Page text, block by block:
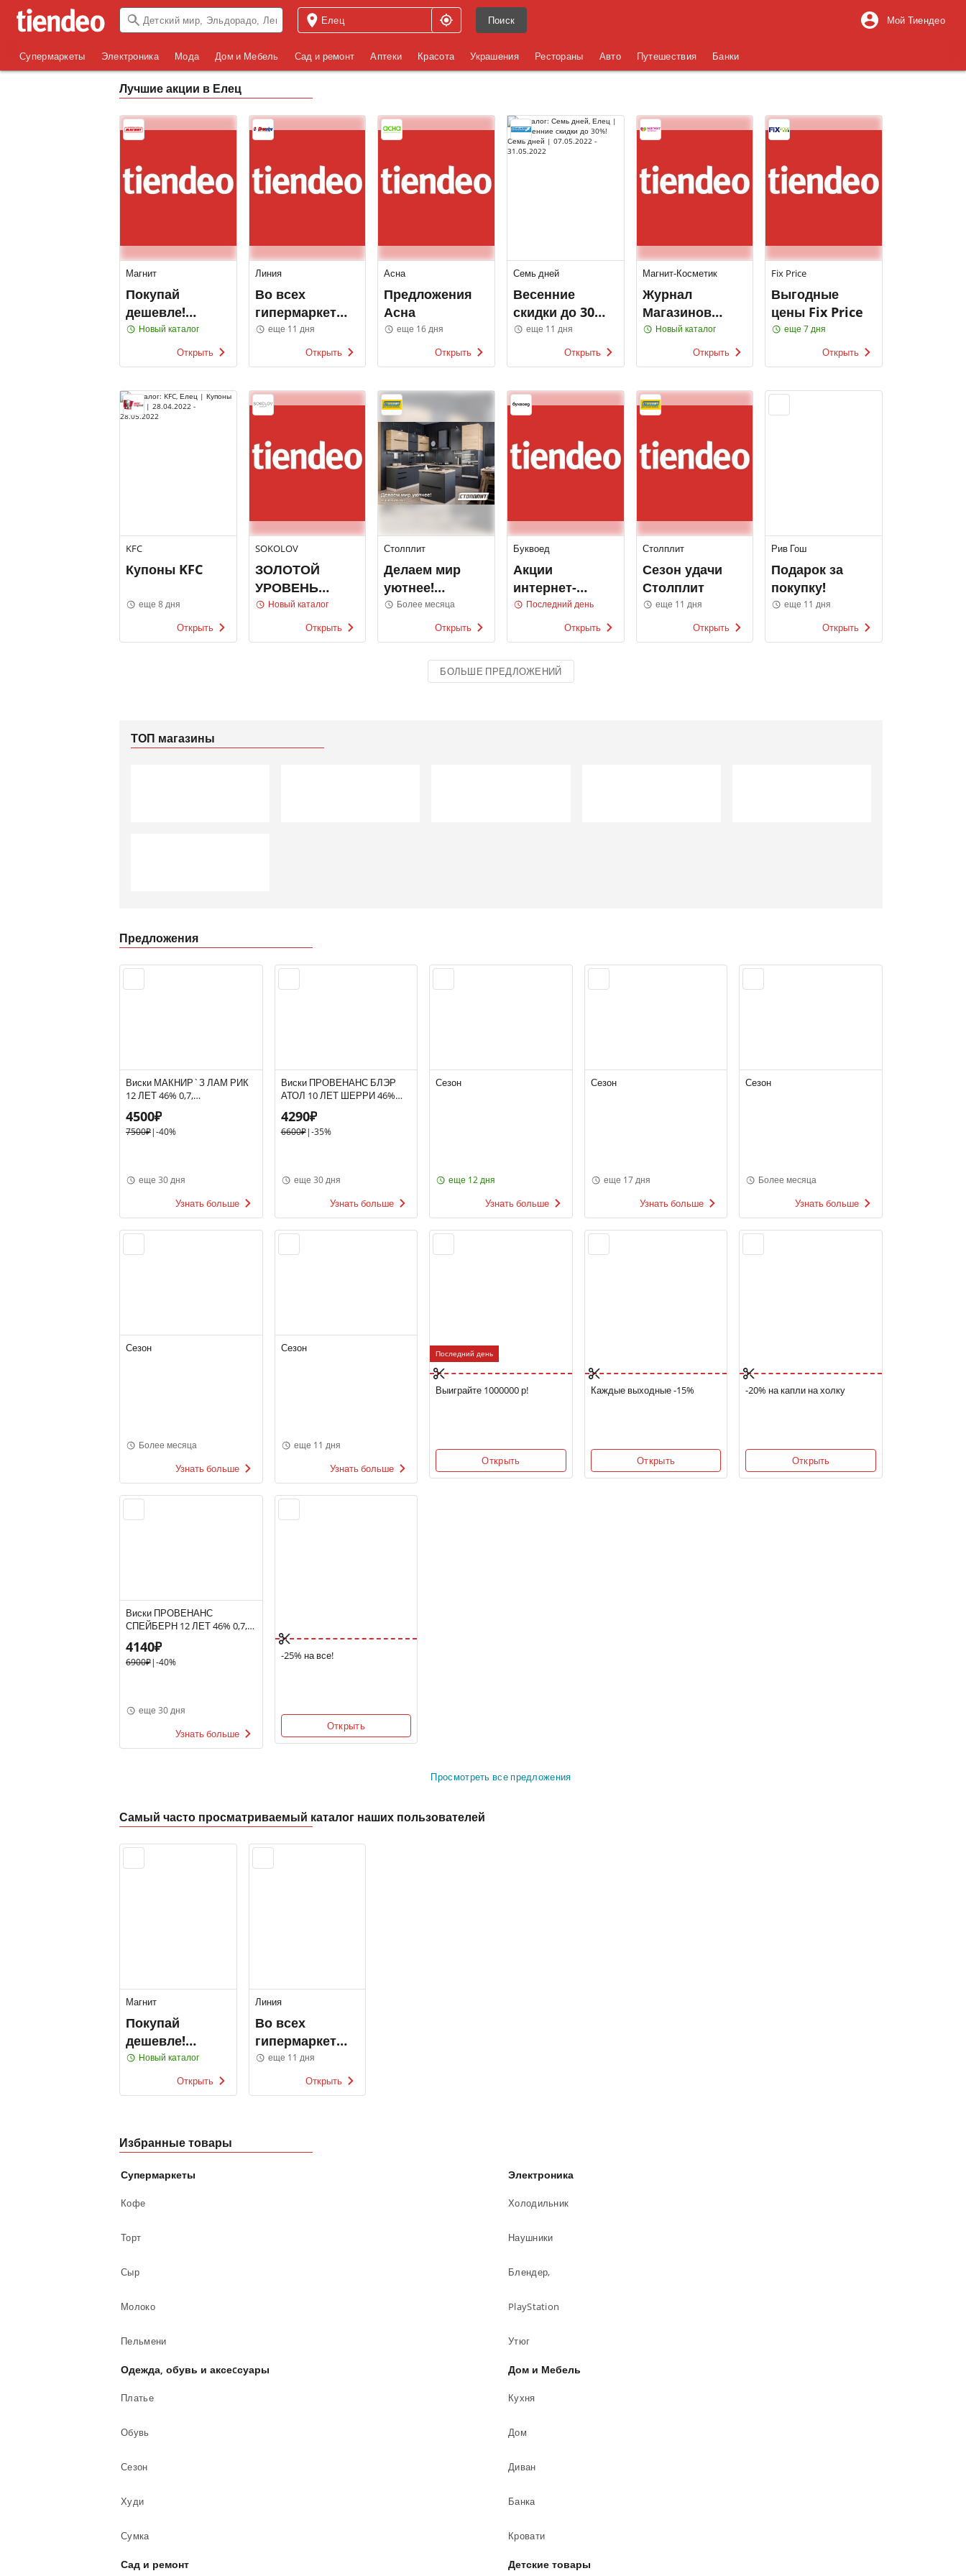
Поиск Мой Тиендео
Супермаркеты Электроника Мода Дом и Мебель Сад и ремонт Аптеки Красота Украшения Рестораны Авто Путешествия Банки
Лучшие акции в Елец
Магнит
Покупай
дешевле!
Магнит
Новый каталог
Открыть
Линия
Во всех
гипермаркетах
ЛИНИЯ
еще 11 дня
Открыть
Асна
Предложения
Асна
еще 16 дня
Открыть
Семь дней
Весенние
скидки до 30%!
Семь дней
еще 11 дня
Открыть
Магнит-Косметик
Журнал
Магазинов
Магнит
Косметик
Новый каталог
Открыть
Fix Price
Выгодные
цены Fix Price
еще 7 дня
Открыть
KFC
Купоны KFC
еще 8 дня
Открыть
SOKOLOV
ЗОЛОТОЙ
УРОВЕНЬ
ВЫГОДЫ!
SOKOLOV
Новый каталог
Открыть
Столплит
Делаем мир
уютнее!
Коллекция
Более месяца
Открыть
Буквоед
Акции
интернет-
магазина
Буквоед
Последний день
Открыть
Столплит
Сезон удачи
Столплит
еще 11 дня
Открыть
Рив Гош
Подарок за
покупку!
еще 11 дня
Открыть
БОЛЬШЕ ПРЕДЛОЖЕНИЙ
ТОП магазины
Предложения
Виски МАКНИР`З ЛАМ РИК
12 ЛЕТ 46% 0,7,
Великобритания
4500₽
7500₽|-40%
еще 30 дня
Узнать больше
Виски ПРОВЕНАНС БЛЭР
АТОЛ 10 ЛЕТ ШЕРРИ 46%
0,7, Великобритания
4290₽
6600₽|-35%
еще 30 дня
Узнать больше
Сезон
еще 12 дня
Узнать больше
Сезон
еще 17 дня
Узнать больше
Сезон
Более месяца
Узнать больше
Сезон
Более месяца
Узнать больше
Сезон
еще 11 дня
Узнать больше
Последний день
Выиграйте 1000000 р!
Открыть
Каждые выходные -15%
Открыть
-20% на капли на холку
Открыть
Виски ПРОВЕНАНС
СПЕЙБЕРН 12 ЛЕТ 46% 0,7,
Великобритания
4140₽
6900₽|-40%
еще 30 дня
Узнать больше
-25% на все!
Открыть
Просмотреть все предложения
Самый часто просматриваемый каталог наших пользователей
Магнит
Покупай
дешевле!
Магнит
Новый каталог
Открыть
Линия
Во всех
гипермаркетах
ЛИНИЯ
еще 11 дня
Открыть
Избранные товары
Супермаркеты
Кофе
Торт
Сыр
Молоко
Пельмени
Электроника
Холодильник
Наушники
Блендер,
PlayStation
Утюг
Одежда, обувь и аксеcсуары
Платье
Обувь
Сезон
Худи
Сумка
Дом и Мебель
Кухня
Дом
Диван
Банка
Кровати
Сад и ремонт Детские товары